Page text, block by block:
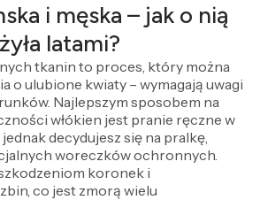
i męska – jak o nią
latami?
tkanin to proces, który można
o ulubione kwiaty – wymagają uwagi
Najlepszym sposobem na
włókien jest pranie ręczne w
decydujesz się na pralkę,
woreczków ochronnych.
koronek i
co jest zmorą wielu